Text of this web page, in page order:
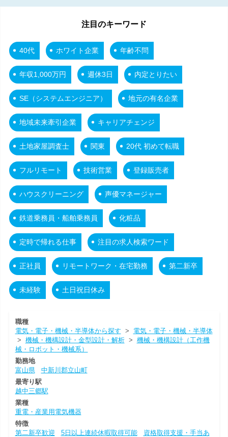
注目のキーワード
40代 ホワイト企業 年齢不問
年収1,000万円 週休3日 内定とりたい
SE（システムエンジニア） 地元の有名企業
地域未来牽引企業 キャリアチェンジ
土地家屋調査士 関東 20代 初めて転職
フルリモート 技術営業 登録販売者
ハウスクリーニング 声優マネージャー
鉄道乗務員・船舶乗務員 化粧品
定時で帰れる仕事 注目の求人検索ワード
正社員 リモートワーク・在宅勤務 第二新卒
未経験 土日祝日休み
職種
電気・電子・機械・半導体から探す > 電気・電子・機械・半導体
> 機械・機構設計・金型設計・解析> 機械・機構設計（工作機
械・ロボット・機械系）
勤務地
富山県
中新川郡立山町
最寄り駅
越中三郷駅
業種
重電・産業用電気機器
特徴
第二新卒歓迎
5日以上連続休暇取得可能 資格取得支援・手当あ